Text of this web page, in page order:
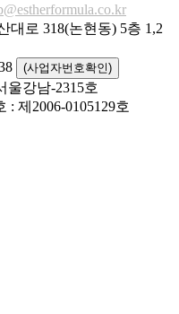
대로 318(논현동) 5층 1,2
(사업자번호확인)
울강남-2315호
제2006-0105129호